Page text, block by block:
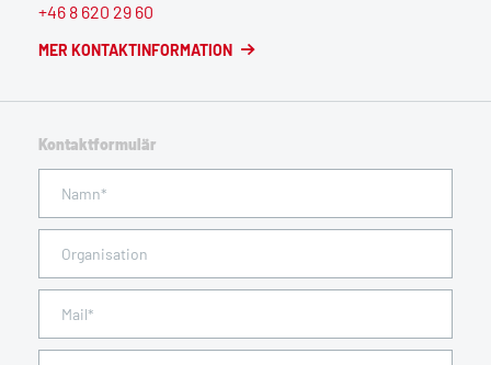
+46 8 620 29 60
MER KONTAKTINFORMATION
Kontaktformulär